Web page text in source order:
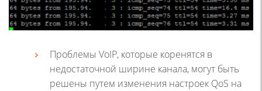
Проблемы VoIP, которые коренятся в
недостаточной ширине канала, могут быть
решены путем изменения настроек QoS на